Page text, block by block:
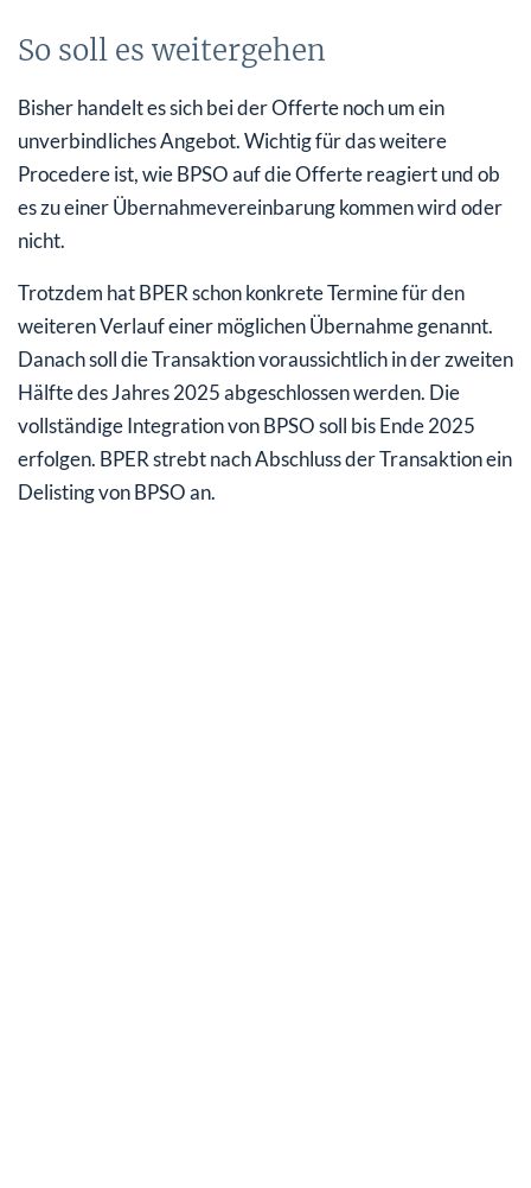
So soll es weitergehen
Bisher handelt es sich bei der Offerte noch um ein
unverbindliches Angebot. Wichtig für das weitere
Procedere ist, wie BPSO auf die Offerte reagiert und ob
es zu einer Übernahmevereinbarung kommen wird oder
nicht.
Trotzdem hat BPER schon konkrete Termine für den
weiteren Verlauf einer möglichen Übernahme genannt.
Danach soll die Transaktion voraussichtlich in der zweiten
Hälfte des Jahres 2025 abgeschlossen werden. Die
vollständige Integration von BPSO soll bis Ende 2025
erfolgen. BPER strebt nach Abschluss der Transaktion ein
Delisting von BPSO an.